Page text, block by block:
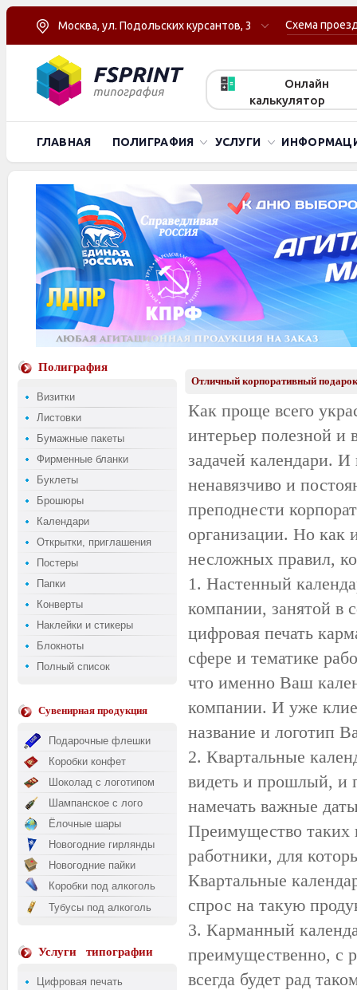
Москва, ул. Подольских курсантов, 3 Схема
Онлайн
калькулятор
ГЛАВНАЯ ПОЛИГРАФИЯ УСЛУГИ
Полиграфия
Визитки
Листовки
Бумажные пакеты
Фирменные бланки
Буклеты
Брошюры
Календари
Открытки, приглашения
Постеры
Папки
Конверты
Наклейки и стикеры
Блокноты
Полный список
Сувенирная продукция
Подарочные флешки
Коробки конфет
Шоколад с логотипом
Шампанское с лого
Ёлочные шары
Новогодние гирлянды
Новогодние пайки
Коробки под алкоголь
Тубусы под алкоголь
Услуги типографии
Цифровая печать
Отличный корпоративный
Как проще всего
интерьер полезной и
задачей календари.
ненавязчиво и
преподнести
организации. Но как
несложных правил,
1. Настенный
компании, занятой в
цифровая печать
сфере и тематике
что именно Ваш
компании. И уже
название и логотип
2. Квартальные
видеть и прошлый, и
намечать важные
Преимущество таких
работники, для
Квартальные
спрос на такую
3. Карманный
преимущественно, с
всегда будет рад